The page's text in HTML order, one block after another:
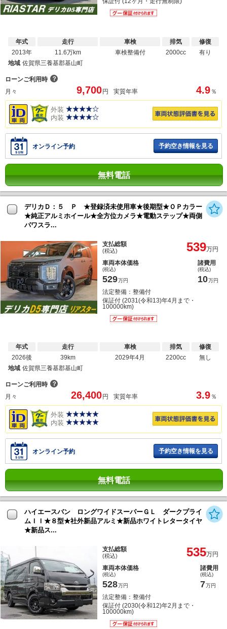
年式
2013年
走行
11.6万km
車検
車検整備付
排気
2000cc
修復
有り
地域 佐賀県三養基郡基山町
ローンご利用時 ？
月々
9,700円 実質年率 4.9 ％
外装
内装
オンライン予約 予約空き情報を見る
無料電話
デリカＤ：５ Ｐ ★登録済未使用車★後期型★ＯＰカラー
★純正アルミホイール★全方位カメラ★電動ステップ★両側
パワスラ...
支払総額
(税込) 539万円
車両本体価格
(税込)
529万円
諸費用
(税込)
10万円
法定整備：整備付
保証付 (2031(令和13)年4月まで・
100000km)
年式
2026後
走行
39km
車検
2029年4月
排気
2200cc
修復
無し
地域 佐賀県三養基郡基山町
ローンご利用時 ？
月々
26,400 円 実質年率 3.9 ％
外装
内装
オンライン予約 予約空き情報を見る
無料電話
ハイエースバン ロングワイドスーパーＧＬ ダークプライ
ムＩＩ★８型★社外新品アルミ★新品ホワイトレタータイヤ
★新品ス...
支払総額
(税込) 535万円
車両本体価格
(税込)
528万円
諸費用
(税込)
7万円
法定整備：整備付
保証付 (2030(令和12)年2月まで・
100000km)